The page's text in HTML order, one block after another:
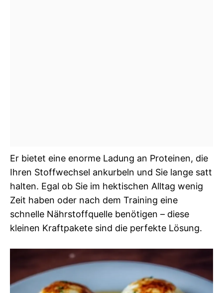
Er bietet eine enorme Ladung an Proteinen, die
Ihren Stoffwechsel ankurbeln und Sie lange satt
halten. Egal ob Sie im hektischen Alltag wenig
Zeit haben oder nach dem Training eine
schnelle Nährstoffquelle benötigen – diese
kleinen Kraftpakete sind die perfekte Lösung.